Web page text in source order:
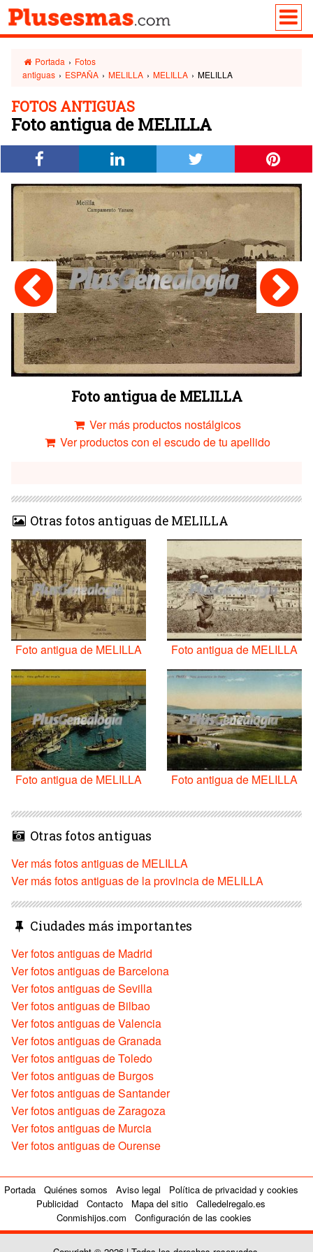
Portada › Fotos
antiguas › ESPAÑA › MELILLA › MELILLA › MELILLA
FOTOS ANTIGUAS
Foto antigua de MELILLA
Foto antigua de MELILLA
Ver más productos nostálgicos
Ver productos con el escudo de tu apellido
Otras fotos antiguas de MELILLA
Foto antigua de MELILLA Foto antigua de MELILLA
Foto antigua de MELILLA Foto antigua de MELILLA
Otras fotos antiguas
Ver más fotos antiguas de MELILLA
Ver más fotos antiguas de la provincia de MELILLA
Ciudades más importantes
Ver fotos antiguas de Madrid
Ver fotos antiguas de Barcelona
Ver fotos antiguas de Sevilla
Ver fotos antiguas de Bilbao
Ver fotos antiguas de Valencia
Ver fotos antiguas de Granada
Ver fotos antiguas de Toledo
Ver fotos antiguas de Burgos
Ver fotos antiguas de Santander
Ver fotos antiguas de Zaragoza
Ver fotos antiguas de Murcia
Ver fotos antiguas de Ourense
Portada Quiénes somos Aviso legal
Política de privacidad y cookies
Publicidad
Contacto Mapa del sitio
Calledelregalo.es
Conmishijos.com
Configuración de las cookies